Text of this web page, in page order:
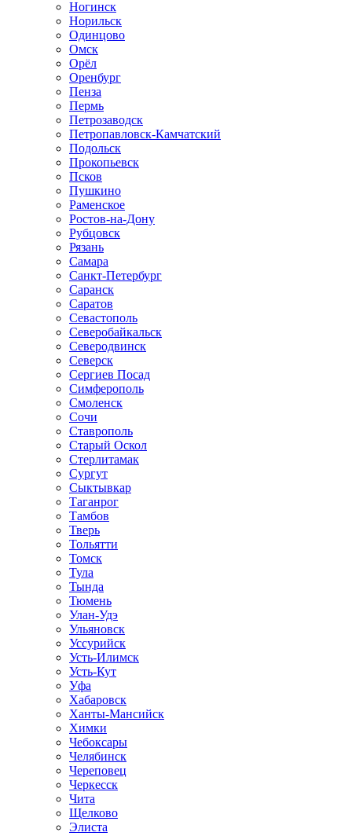
Ногинск
Норильск
Одинцово
Омск
Орёл
Оренбург
Пенза
Пермь
Петрозаводск
Петропавловск-Камчатский
Подольск
Прокопьевск
Псков
Пушкино
Раменское
Ростов-на-Дону
Рубцовск
Рязань
Самара
Санкт-Петербург
Саранск
Саратов
Севастополь
Северобайкальск
Северодвинск
Северск
Сергиев Посад
Симферополь
Смоленск
Сочи
Ставрополь
Старый Оскол
Стерлитамак
Сургут
Сыктывкар
Таганрог
Тамбов
Тверь
Тольятти
Томск
Тула
Тында
Тюмень
Улан-Удэ
Ульяновск
Уссурийск
Усть-Илимск
Усть-Кут
Уфа
Хабаровск
Ханты-Мансийск
Химки
Чебоксары
Челябинск
Череповец
Черкесск
Чита
Щелково
Элиста